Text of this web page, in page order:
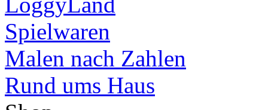
Spielwaren
Malen nach Zahlen
Rund ums Haus